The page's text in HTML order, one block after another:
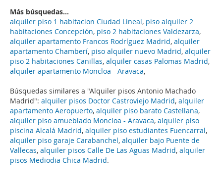
Búsquedas similares a "Alquiler pisos Antonio Machado
Madrid": alquiler pisos Doctor Castroviejo Madrid, alquiler
apartamento Aeropuerto, alquiler piso barato Castellana,
alquiler piso amueblado Moncloa - Aravaca, alquiler piso
piscina Alcalá Madrid, alquiler piso estudiantes Fuencarral,
alquiler piso garaje Carabanchel, alquiler bajo Puente de
Vallecas, alquiler pisos Calle De Las Aguas Madrid, alquiler
pisos Mediodia Chica Madrid.
Más búsquedas...
alquiler piso 1 habitacion Ciudad Lineal, piso alquiler 2
habitaciones Concepción, piso 2 habitaciones Valdezarza,
alquiler apartamento Francos Rodríguez Madrid, alquiler
apartamento Chamberí, piso alquiler nuevo Madrid, alquiler
piso 2 habitaciones Canillas, alquiler casas Palomas Madrid,
alquiler apartamento Moncloa - Aravaca,